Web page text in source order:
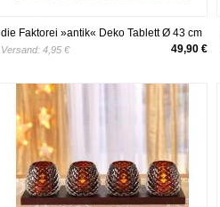
die Faktorei »antik« Deko Tablett Ø 43 cm
Versand: 4,95 € 49,90 €